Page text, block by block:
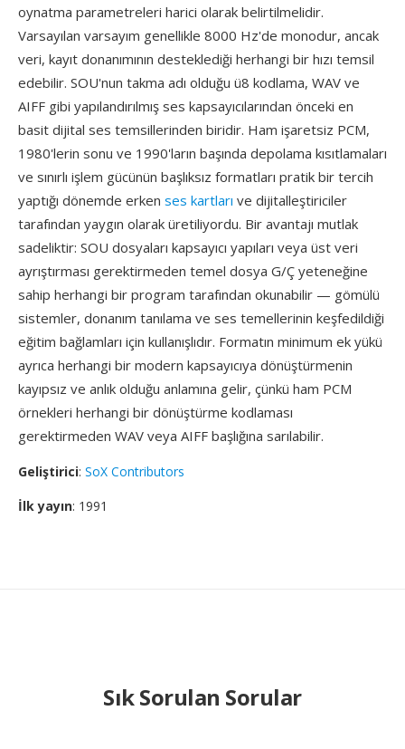
oynatma parametreleri harici olarak belirtilmelidir.
Varsayılan varsayım genellikle 8000 Hz'de monodur, ancak
veri, kayıt donanımının desteklediği herhangi bir hızı temsil
edebilir. SOU'nun takma adı olduğu ü8 kodlama, WAV ve
AIFF gibi yapılandırılmış ses kapsayıcılarından önceki en
basit dijital ses temsillerinden biridir. Ham işaretsiz PCM,
1980'lerin sonu ve 1990'ların başında depolama kısıtlamaları
ve sınırlı işlem gücünün başlıksız formatları pratik bir tercih
yaptığı dönemde erken ses kartları ve dijitalleştiriciler
tarafından yaygın olarak üretiliyordu. Bir avantajı mutlak
sadeliktir: SOU dosyaları kapsayıcı yapıları veya üst veri
ayrıştırması gerektirmeden temel dosya G/Ç yeteneğine
sahip herhangi bir program tarafından okunabilir — gömülü
sistemler, donanım tanılama ve ses temellerinin keşfedildiği
eğitim bağlamları için kullanışlıdır. Formatın minimum ek yükü
ayrıca herhangi bir modern kapsayıcıya dönüştürmenin
kayıpsız ve anlık olduğu anlamına gelir, çünkü ham PCM
örnekleri herhangi bir dönüştürme kodlaması
gerektirmeden WAV veya AIFF başlığına sarılabilir.
Geliştirici: SoX Contributors
İlk yayın: 1991
Sık Sorulan Sorular